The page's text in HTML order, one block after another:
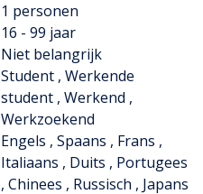
1 personen
16 - 99 jaar
Niet belangrijk
Student , Werkende
student , Werkend ,
Werkzoekend
Engels , Spaans , Frans ,
Italiaans , Duits , Portugees
, Chinees , Russisch , Japans